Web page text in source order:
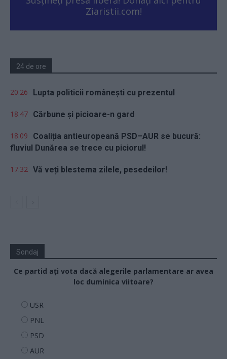
Ziaristii.com!
24 de ore
20.26 Lupta politicii românești cu prezentul
18.47 Cărbune și picioare-n gard
18.09
Coaliția antieuropeană PSD–AUR se bucură:
fluviul Dunărea se trece cu piciorul!
17.32 Vă veți blestema zilele, pesedeilor!
Sondaj
Ce partid ați vota dacă alegerile parlamentare ar avea
loc duminica viitoare?
USR
PNL
PSD
AUR